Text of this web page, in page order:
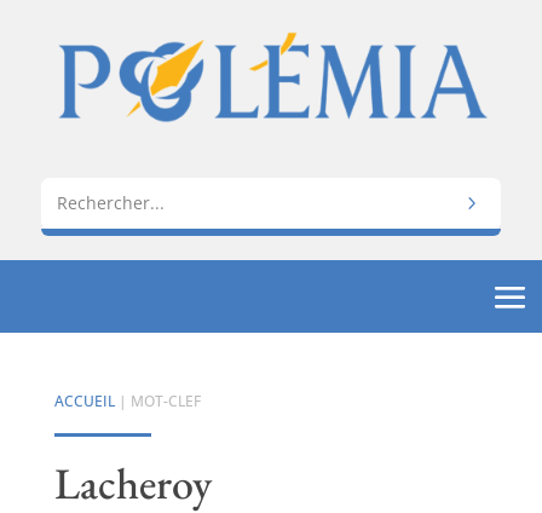
ACCUEIL| MOT-CLEF
Lacheroy